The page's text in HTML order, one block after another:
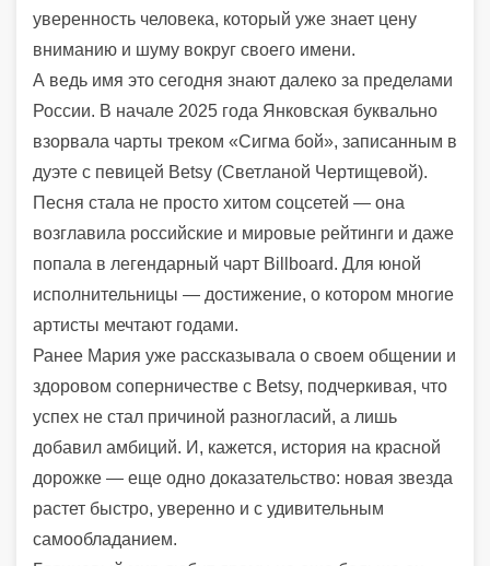
уверенность человека, который уже знает цену
вниманию и шуму вокруг своего имени.
А ведь имя это сегодня знают далеко за пределами
России. В начале 2025 года Янковская буквально
взорвала чарты треком «Сигма бой», записанным в
дуэте с певицей Betsy (Светланой Чертищевой).
Песня стала не просто хитом соцсетей — она
возглавила российские и мировые рейтинги и даже
попала в легендарный чарт Billboard. Для юной
исполнительницы — достижение, о котором многие
артисты мечтают годами.
Ранее Мария уже рассказывала о своем общении и
здоровом соперничестве с Betsy, подчеркивая, что
успех не стал причиной разногласий, а лишь
добавил амбиций. И, кажется, история на красной
дорожке — еще одно доказательство: новая звезда
растет быстро, уверенно и с удивительным
самообладанием.